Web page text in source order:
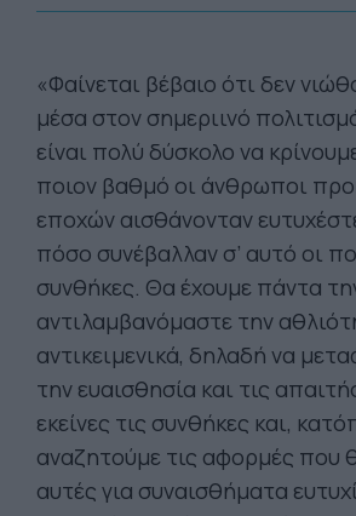
«Φαίνεται βέβαιο ότι δεν
μέσα στον σημεριινό
είναι πολύ δύσκολο να
ποιον βαθμό οι άνθρωποι
εποχών αισθάνονταν
πόσο συνέβαλλαν σ’ αυτό οι
συνθήκες. Θα έχουμε πάντα
αντιλαμβανόμαστε την
αντικειμενικά, δηλαδή να
την ευαισθησία και τις
εκείνες τις συνθήκες και,
αναζητούμε τις αφορμές που
αυτές για συναισθήματα